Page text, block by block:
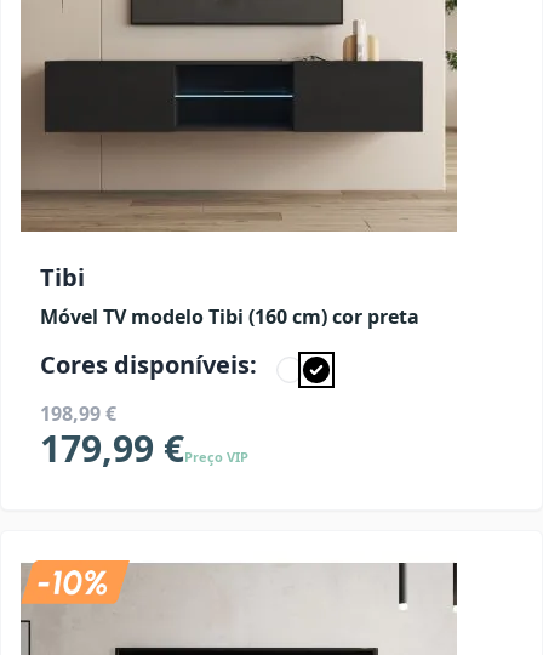
Tibi
Móvel TV modelo Tibi (160 cm) cor preta
Cores disponíveis:
198,99 €
179,99 €Preço VIP